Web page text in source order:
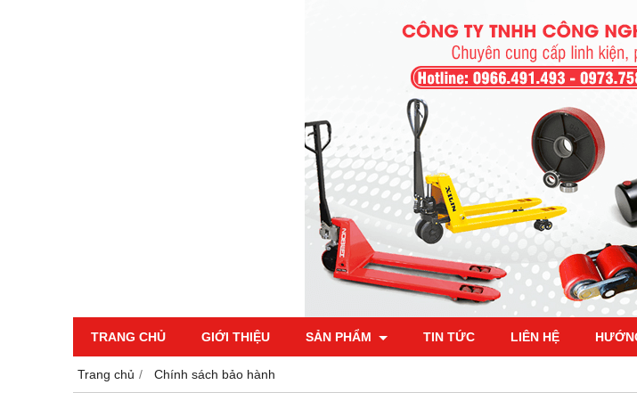
TRANG CHỦ GIỚI THIỆU SẢN PHẨM TIN TỨC LIÊN HỆ
Trang chủ Chính sách bảo hành